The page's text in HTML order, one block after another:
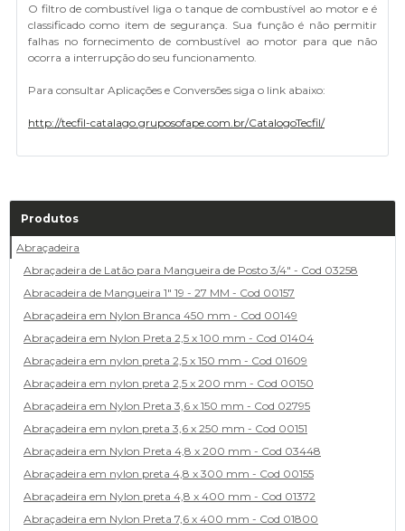
O filtro de combustível liga o tanque de combustível ao motor e é
classificado como item de segurança. Sua função é não permitir
falhas no fornecimento de combustível ao motor para que não
ocorra a interrupção do seu funcionamento.
Para consultar Aplicações e Conversões siga o link abaixo:
http://tecfil-catalago.gruposofape.com.br/CatalogoTecfil/
Produtos
Abraçadeira
Abraçadeira de Latão para Mangueira de Posto 3/4" - Cod 03258
Abracadeira de Mangueira 1" 19 - 27 MM - Cod 00157
Abraçadeira em Nylon Branca 450 mm - Cod 00149
Abraçadeira em Nylon Preta 2,5 x 100 mm - Cod 01404
Abraçadeira em nylon preta 2,5 x 150 mm - Cod 01609
Abraçadeira em nylon preta 2,5 x 200 mm - Cod 00150
Abraçadeira em Nylon Preta 3,6 x 150 mm - Cod 02795
Abraçadeira em nylon preta 3,6 x 250 mm - Cod 00151
Abraçadeira em Nylon Preta 4,8 x 200 mm - Cod 03448
Abraçadeira em nylon preta 4,8 x 300 mm - Cod 00155
Abraçadeira em Nylon preta 4,8 x 400 mm - Cod 01372
Abraçadeira em Nylon Preta 7,6 x 400 mm - Cod 01800